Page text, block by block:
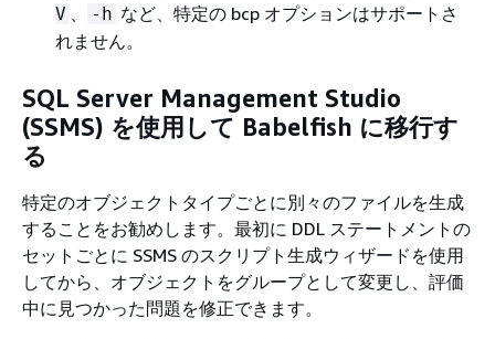
V
-h など、特定の bcp オプションはサポートさ
れません。
SQL Server Management Studio
(SSMS) を使用して Babelfish に移行す
る
特定のオブジェクトタイプごとに別々のファイルを生成
することをお勧めします。最初に DDL ステートメントの
セットごとに SSMS のスクリプト生成ウィザードを使用
してから、オブジェクトをグループとして変更し、評価
中に見つかった問題を修正できます。